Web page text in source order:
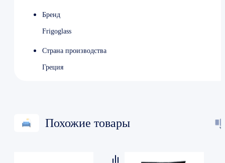
Бренд
Frigoglass
Страна производства
Греция
Похожие товары